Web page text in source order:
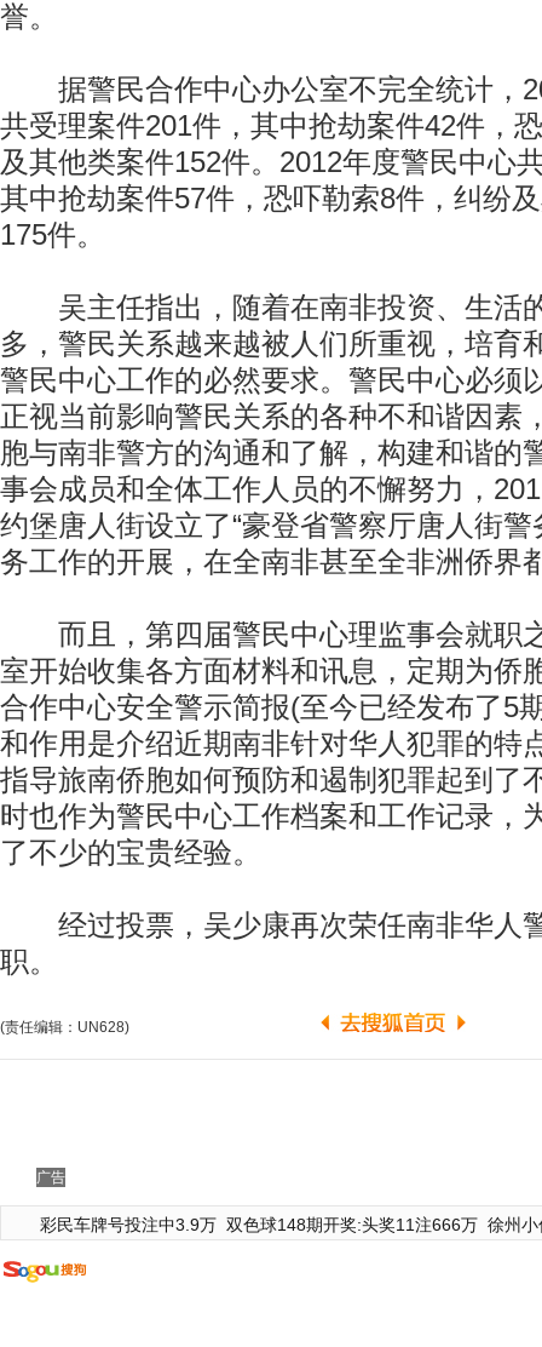
誉。
据警民合作中心办公室不完全统计，
共受理案件201件，其中抢劫案件42件，
及其他类案件152件。2012年度警民中心
其中抢劫案件57件，恐吓勒索8件，纠纷
175件。
吴主任指出，随着在南非投资、生活
多，警民关系越来越被人们所重视，培育
警民中心工作的必然要求。警民中心必须
正视当前影响警民关系的各种不和谐因素
胞与南非警方的沟通和了解，构建和谐的
事会成员和全体工作人员的不懈努力，
约堡唐人街设立了“豪登省警察厅唐人街警
务工作的开展，在全南非甚至全非洲侨界
而且，第四届警民中心理监事会就职
室开始收集各方面材料和讯息，定期为侨
合作中心安全警示简报(至今已经发布了5
和作用是介绍近期南非针对华人犯罪的特
指导旅南侨胞如何预防和遏制犯罪起到了
时也作为警民中心工作档案和工作记录，
了不少的宝贵经验。
经过投票，吴少康再次荣任南非华人
职。
(责任编辑：UN628)
广告
彩民车牌号投注中3.9万 双色球148期开奖:头奖11注666万 徐州